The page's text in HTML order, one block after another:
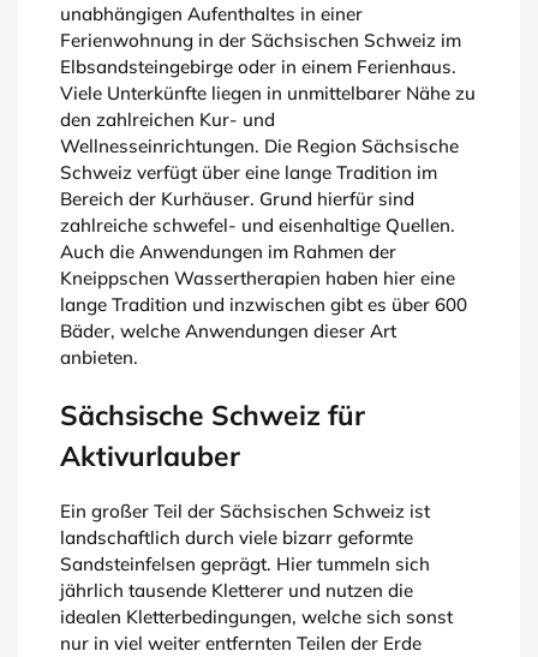
unabhängigen Aufenthaltes in einer
Ferienwohnung in der Sächsischen Schweiz im
Elbsandsteingebirge oder in einem Ferienhaus.
Viele Unterkünfte liegen in unmittelbarer Nähe zu
den zahlreichen Kur- und
Wellnesseinrichtungen. Die Region Sächsische
Schweiz verfügt über eine lange Tradition im
Bereich der Kurhäuser. Grund hierfür sind
zahlreiche schwefel- und eisenhaltige Quellen.
Auch die Anwendungen im Rahmen der
Kneippschen Wassertherapien haben hier eine
lange Tradition und inzwischen gibt es über 600
Bäder, welche Anwendungen dieser Art
anbieten.
Sächsische Schweiz für
Aktivurlauber
Ein großer Teil der Sächsischen Schweiz ist
landschaftlich durch viele bizarr geformte
Sandsteinfelsen geprägt. Hier tummeln sich
jährlich tausende Kletterer und nutzen die
idealen Kletterbedingungen, welche sich sonst
nur in viel weiter entfernten Teilen der Erde